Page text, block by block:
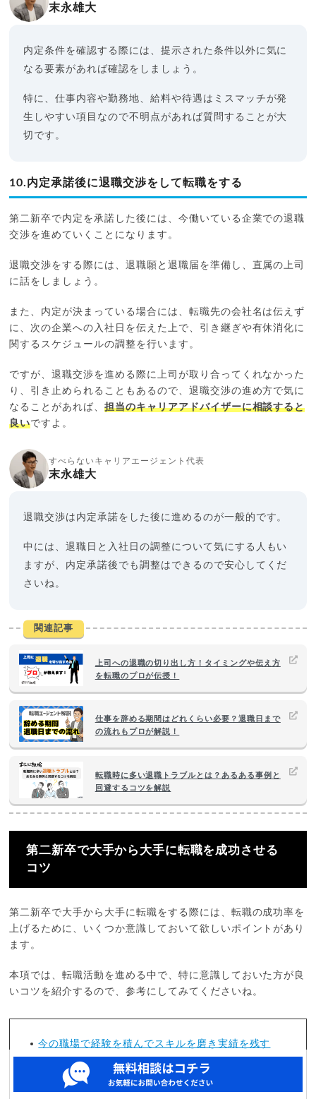
末永雄大
内定条件を確認する際には、提示された条件以外に気に
なる要素があれば確認をしましょう。
特に、仕事内容や勤務地、給料や待遇はミスマッチが発
生しやすい項目なので不明点があれば質問することが大
切です。
10.内定承諾後に退職交渉をして転職をする
第二新卒で内定を承諾した後には、今働いている企業での退職
交渉を進めていくことになります。
退職交渉をする際には、退職願と退職届を準備し、直属の上司
に話をしましょう。
また、内定が決まっている場合には、転職先の会社名は伝えず
に、次の企業への入社日を伝えた上で、引き継ぎや有休消化に
関するスケジュールの調整を行います。
ですが、退職交渉を進める際に上司が取り合ってくれなかった
り、引き止められることもあるので、退職交渉の進め方で気に
なることがあれば、担当のキャリアアドバイザーに相談すると
良いですよ。
すべらないキャリアエージェント代表
末永雄大
退職交渉は内定承諾をした後に進めるのが一般的です。
中には、退職日と入社日の調整について気にする人もい
ますが、内定承諾後でも調整はできるので安心してくだ
さいね。
関連記事
上司への退職の切り出し方！タイミングや伝え方
を転職のプロが伝授！
仕事を辞める期間はどれくらい必要？退職日まで
の流れもプロが解説！
転職時に多い退職トラブルとは？あるある事例と
回避するコツを解説
第二新卒で大手から大手に転職を成功させる
コツ
第二新卒で大手から大手に転職をする際には、転職の成功率を
上げるために、いくつか意識しておいて欲しいポイントがあり
ます。
本項では、転職活動を進める中で、特に意識しておいた方が良
いコツを紹介するので、参考にしてみてくださいね。
今の職場で経験を積んでスキルを磨き実績を残す
妥当性のある退職理由・転職理由を説明する
企業研究や選考対策を入念に行う